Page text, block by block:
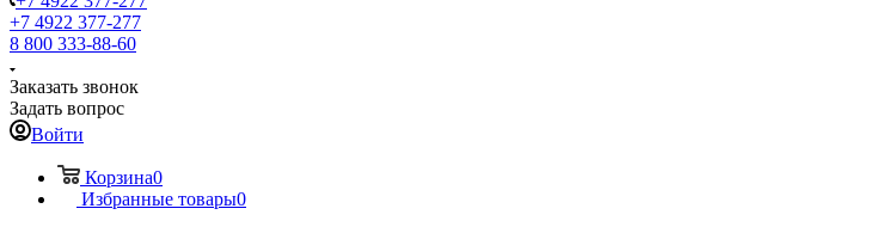
+7 4922 377-277
8 800 333-88-60
Заказать звонок
Задать вопрос
Войти
Корзина0
Избранные товары0